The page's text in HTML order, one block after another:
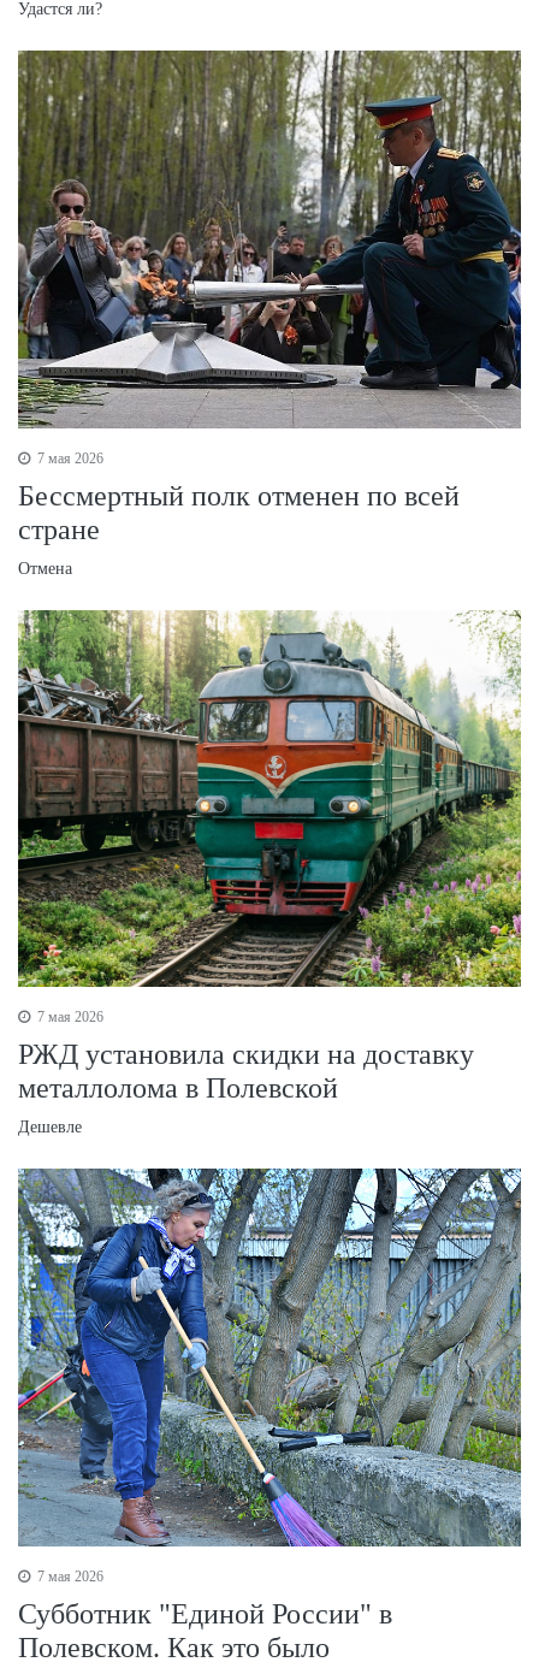
Удастся ли?
7 мая 2026
Бессмертный полк отменен по всей
стране
Отмена
7 мая 2026
РЖД установила скидки на доставку
металлолома в Полевской
Дешевле
7 мая 2026
Субботник "Единой России" в
Полевском. Как это было